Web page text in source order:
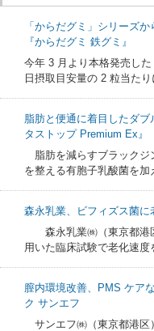
「からだグミ」シリーズ
『からだグミ 鉄グミ』
今年 3 月より本格発売し
日摂取目安量の 2 粒当た
脂肪と便通に着目したダ
タストップ Premium Ex』
脂肪を減らすブラックジ
を整える有胞子乳酸菌を
森永乳業、ビフィズス菌に
森永乳業㈱（東京都港
用いた臨床試験で老化速
膣内環境改善、PMS ケア
ク サンエフ
サンエフ㈱（東京都港区